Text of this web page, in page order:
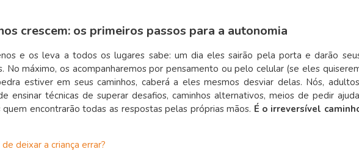
crescem: os primeiros passos para a autonomia
e os leva a todos os lugares sabe: um dia eles sairão pela porta e darão
No máximo, os acompanharemos por pensamento ou pelo celular (se eles
estiver em seus caminhos, caberá a eles mesmos desviar delas. Nós,
ensinar técnicas de superar desafios, caminhos alternativos, meios de pedir
encontrarão todas as respostas pelas próprias mãos. É o irreversível
deixar a criança errar?